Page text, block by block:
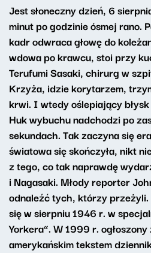
Jest słoneczny dzień, 6
minut po godzinie ósmej rano.
kadr odwraca głowę do
wdowa po krawcu, stoi przy
Terufumi Sasaki, chirurg w
Krzyża, idzie korytarzem,
krwi. I wtedy oślepiający
Huk wybuchu nadchodzi po
sekundach. Tak zaczyna się
światowa się skończyła, nikt
z tego, co tak naprawdę
i Nagasaki. Młody reporter
odnaleźć tych, którzy przeżyli.
się w sierpniu 1946 r. w
Yorkera”. W 1999 r.
amerykańskim tekstem